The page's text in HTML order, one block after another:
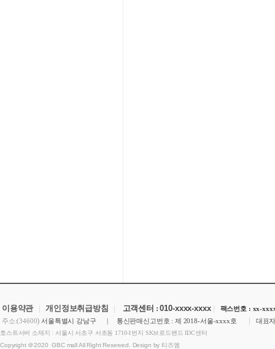
이용약관 |개인정보취급방침 | 고객센터 :010-xxxx-xxxx |
팩스번호 : xx-
주소:(34600) 서울특별시 강남구 | 통신판매신고번호 : 제 2018-서울-xxxx호 | 대표
호스트서버 소재지 : 서울시 서초구 서초동 1710-1번지 SK브로드밴드 IDC센터
Copyright ＠2020 GBC mall All Right Reserved. Design by 티즈엠